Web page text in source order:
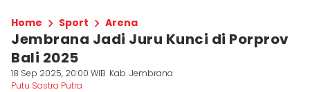
Home Sport Arena
Jembrana Jadi Juru Kunci di Porprov
Bali 2025
18 Sep 2025, 20:00 WIB Kab. Jembrana
Putu Sastra Putra